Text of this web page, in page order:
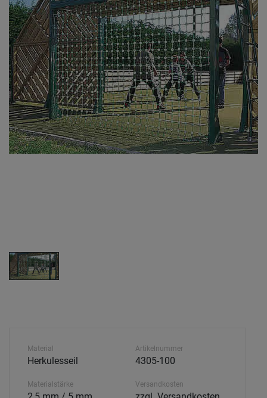
Material
Herkulesseil
Materialstärke
Artikelnummer
4305-100
Versandkosten